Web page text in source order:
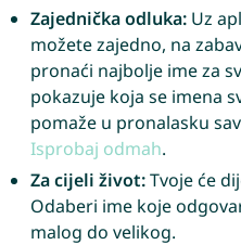
Zajednička odluka:Uz
možete zajedno, na
pronaći najbolje ime za
pokazuje koja se imena
pomaže u pronalasku
Isprobaj odmah.
Za cijeli život:Tvoje će
Odaberi ime koje
malog do velikog.